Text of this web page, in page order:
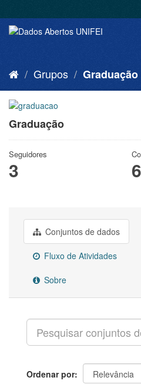
Grupos Graduação
Graduação
Seguidores
3 6
Conjuntos de dados
Fluxo de Atividades
Sobre
Ordenar por